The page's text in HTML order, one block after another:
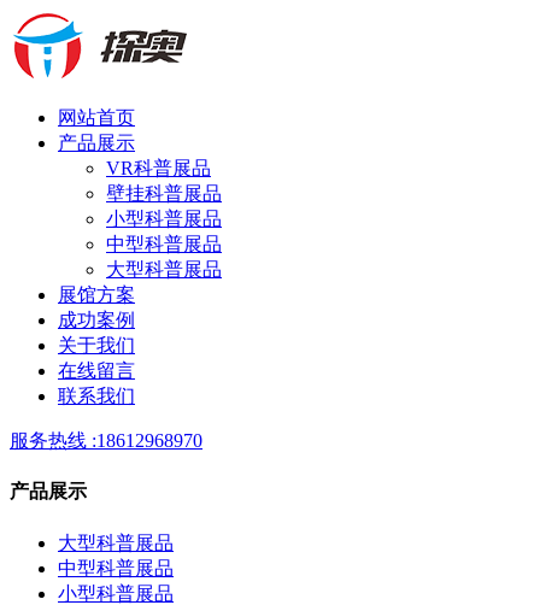
网站首页
产品展示
VR科普展品
壁挂科普展品
小型科普展品
中型科普展品
大型科普展品
展馆方案
成功案例
关于我们
在线留言
联系我们
服务热线 :18612968970
产品展示
大型科普展品
中型科普展品
小型科普展品